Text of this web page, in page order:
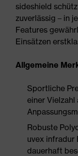
sideshield
zuverlässig – in
Features
Einsätzen
Allgemeine
Sportliche
einer Vielzahl
Robuste
uvex infradur
dauerhaft